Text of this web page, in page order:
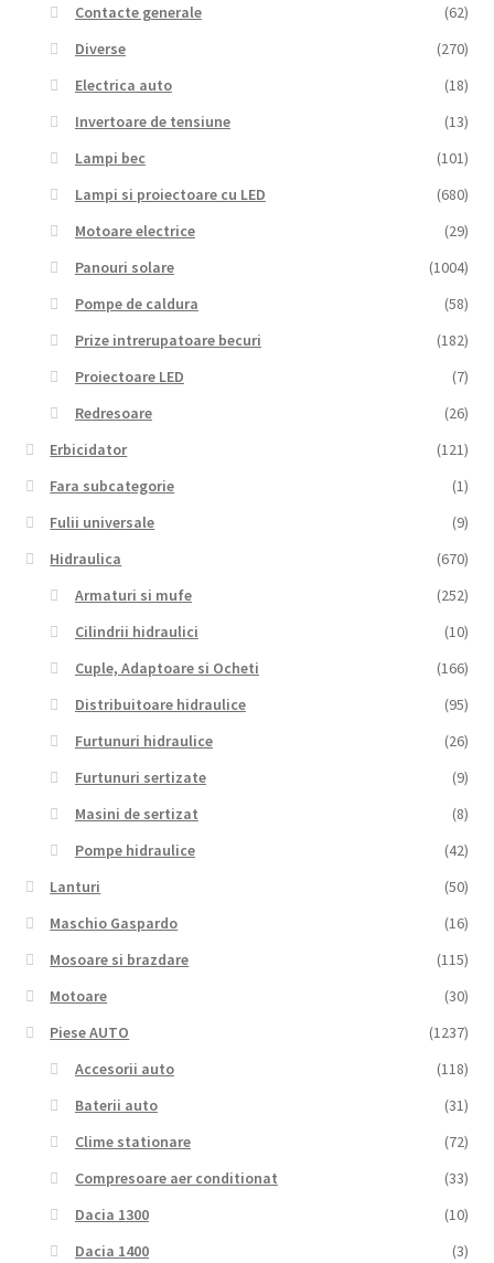
Contacte generale
(62)
Diverse
(270)
Electrica auto
(18)
Invertoare de tensiune
(13)
Lampi bec
(101)
Lampi si proiectoare cu LED
(680)
Motoare electrice
(29)
Panouri solare
(1004)
Pompe de caldura
(58)
Prize intrerupatoare becuri
(182)
Proiectoare LED
(7)
Redresoare
(26)
Erbicidator
(121)
Fara subcategorie
(1)
Fulii universale
(9)
Hidraulica
(670)
Armaturi si mufe
(252)
Cilindrii hidraulici
(10)
Cuple, Adaptoare si Ocheti
(166)
Distribuitoare hidraulice
(95)
Furtunuri hidraulice
(26)
Furtunuri sertizate
(9)
Masini de sertizat
(8)
Pompe hidraulice
(42)
Lanturi
(50)
Maschio Gaspardo
(16)
Mosoare si brazdare
(115)
Motoare
(30)
Piese AUTO
(1237)
Accesorii auto
(118)
Baterii auto
(31)
Clime stationare
(72)
Compresoare aer conditionat
(33)
Dacia 1300
(10)
Dacia 1400
(3)